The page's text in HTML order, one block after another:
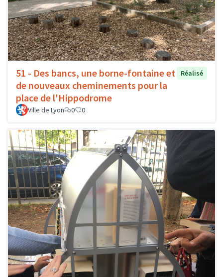
51 - Des bancs, une borne-fontaine et
de nouveaux cheminements pour la
place de l'Hippodrome
Réalisé
Ville de Lyon 0 0